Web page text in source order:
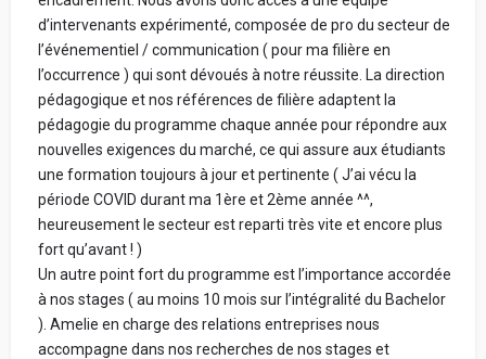
d’intervenants expérimenté, composée de pro du secteur de
l’événementiel / communication ( pour ma filière en
l’occurrence ) qui sont dévoués à notre réussite. La direction
pédagogique et nos références de filière adaptent la
pédagogie du programme chaque année pour répondre aux
nouvelles exigences du marché, ce qui assure aux étudiants
une formation toujours à jour et pertinente ( J’ai vécu la
période COVID durant ma 1ère et 2ème année ^^,
heureusement le secteur est reparti très vite et encore plus
fort qu’avant ! )
Un autre point fort du programme est l’importance accordée
à nos stages ( au moins 10 mois sur l’intégralité du Bachelor
). Amelie en charge des relations entreprises nous
accompagne dans nos recherches de nos stages et